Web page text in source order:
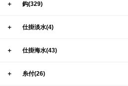
＋ 鈎(329)
＋ 仕掛淡水(4)
＋ 仕掛海水(43)
＋ 糸付(26)